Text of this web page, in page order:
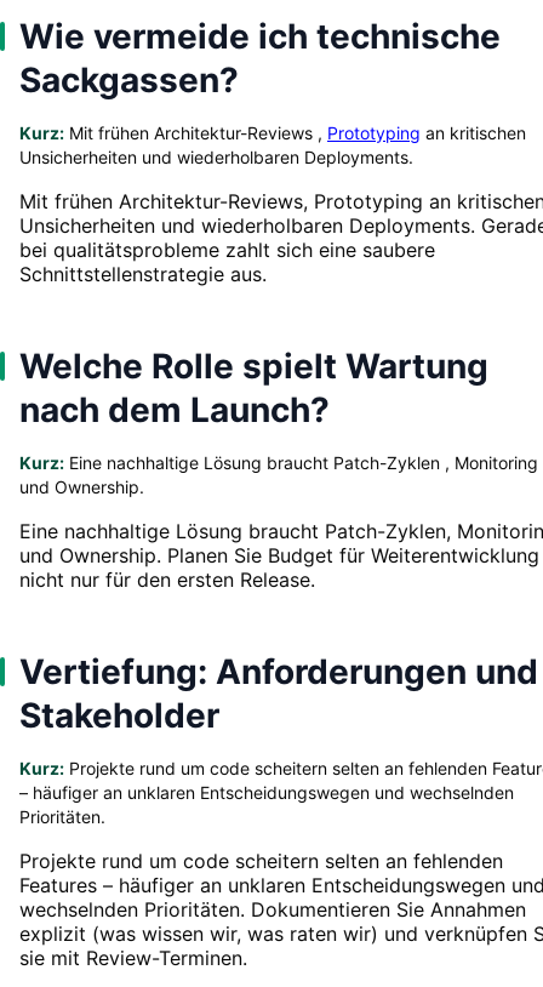
Wie vermeide ich technische
Sackgassen?
Kurz: Mit frühen Architektur-Reviews , Prototyping an kritischen
Unsicherheiten und wiederholbaren Deployments.
Mit frühen Architektur-Reviews, Prototyping an
Unsicherheiten und wiederholbaren Deployments.
bei qualitätsprobleme zahlt sich eine saubere
Schnittstellenstrategie aus.
Welche Rolle spielt Wartung
nach dem Launch?
Kurz: Eine nachhaltige Lösung braucht Patch-Zyklen , Monitoring
und Ownership.
Eine nachhaltige Lösung braucht Patch-Zyklen,
und Ownership. Planen Sie Budget für Weiterentwicklung
nicht nur für den ersten Release.
Vertiefung: Anforderungen und
Stakeholder
Kurz: Projekte rund um code scheitern selten an fehlenden
– häufiger an unklaren Entscheidungswegen und wechselnden
Prioritäten.
Projekte rund um code scheitern selten an fehlenden
Features – häufiger an unklaren Entscheidungswegen
wechselnden Prioritäten. Dokumentieren Sie Annahmen
explizit (was wissen wir, was raten wir) und verknüpfen
sie mit Review-Terminen.